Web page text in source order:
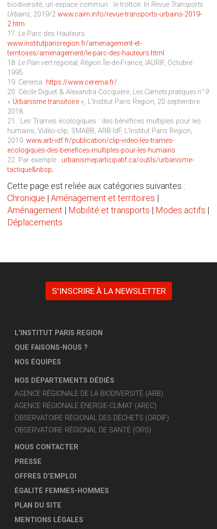
biodiversité, un espace commun : le trottoir. In Revue Transports
Urbains, 2019/2 www.cairn.info/revue-transports-urbains-2019-
2.htm
17. Le Parc des Hauteurs
www.institutparisregion.fr/amenagement-et-
territoires/amenagement/le-parc-des-hauteurs.html
18. Le Plan vert régional, Région Île-de-France, IAURIF, Octobre
1995.
19. Cerema https://www.cerema.fr/
20. Cécile Diguet & Alexandra Cocquière, Les Carnets pratiques n° 9
« Urbanisme transitoire », L'Institut Paris Region, 20 septembre
2018.
21. Les Trames écologiques : des bénéfices multiples pour les
humains, Vidéo-clip, SMABB, ARB îdF, L'Institut Paris Region,
2019. www.arb-idf.fr/publication/clip-video-les-trames-
ecologiques-des-benefices-multiples-pour-les-humains
22. Par exemple : urbanismeparticipatif.ca/outils/urbanisme-
tactique&nbsp;
Cette page est reliée aux catégories suivantes :
Chronique | Aménagement et territoires |
Aménagement | Mobilité et transports | Modes actifs |
Déplacements
S'INSCRIRE À LA NEWSLETTER
L'INSTITUT PARIS REGION
QUE FAISONS-NOUS ?
NOS ÉQUIPES
NOS DÉPARTEMENTS DÉDIÉS
AGENCE RÉGIONALE DE LA BIODIVERSITÉ (ARB)
AGENCE RÉGIONALE ÉNERGIE-CLIMAT (AREC)
OBSERVATOIRE RÉGIONAL DES DÉCHETS (ORDIF)
OBSERVATOIRE RÉGIONAL DE SANTÉ (ORS)
NOUS CONTACTER
PRESSE
OFFRES D'EMPLOI
ÉGALITÉ FEMMES-HOMMES
PLAN DU SITE
MENTIONS LÉGALES